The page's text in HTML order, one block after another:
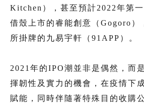
Kitchen），甚至預計2022年第
借殼上市的睿能創意（Gogoro）
所掛牌的九易宇軒（91APP）。
2021年的IPO潮並非是偶然，而
揮韌性及實力的機會，在疫情下
賦能，同時伴隨著特殊目的收購